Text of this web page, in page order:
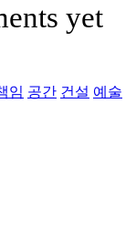
yet
임 공간 건설 예술